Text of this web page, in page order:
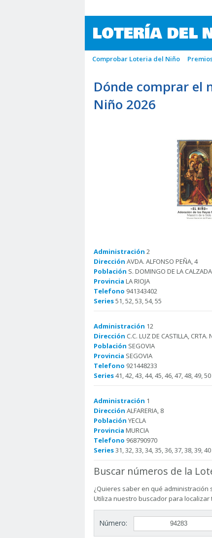
LOTERÍA DEL
Comprobar Loteria del Niño
Dónde comprar el
Niño 2026
Administración 2
Dirección AVDA. ALFONSO PEÑA, 4
Población S. DOMINGO DE LA CALZADA
Provincia LA RIOJA
Telefono 941343402
Series51, 52, 53, 54, 55
Administración 12
Dirección C.C. LUZ DE CASTILLA, CRTA.
Población SEGOVIA
Provincia SEGOVIA
Telefono 921448233
Series41, 42, 43, 44, 45, 46, 47, 48, 49, 50
Administración 1
Dirección ALFARERIA, 8
Población YECLA
Provincia MURCIA
Telefono 968790970
Series31, 32, 33, 34, 35, 36, 37, 38, 39, 40
Buscar números de la
¿Quieres saber en qué administración
Utiliza nuestro buscador para localizar
Número: